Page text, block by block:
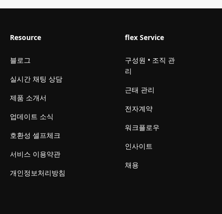
Resource
블로그
실시간 채팅 상담
제품 소개서
업데이트 소식
호환성 셀프체크
서비스 이용약관
개인정보처리방침
flex Service
구성원 • 조직 관
리
근태 관리
전자계약
워크플로우
인사이트
채용